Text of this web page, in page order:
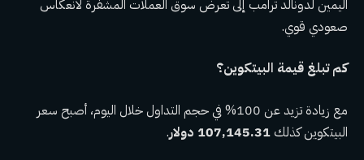
اليمين لدونالد ترامب إلى تعرض سوق العملات المشفرة لانعكاس
صعودي قوي.
كم تبلغ قيمة البيتكوين؟
مع زيادة تزيد عن 100% في حجم التداول خلال اليوم، أصبح سعر
البيتكوين كذلك 107,145.31 دولار .